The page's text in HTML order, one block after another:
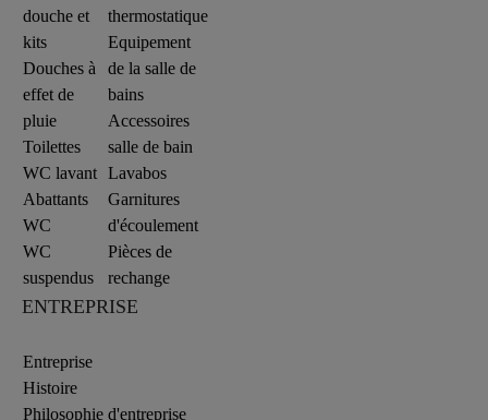
douche et
kits
Douches à
effet de
pluie
Toilettes
WC lavant
Abattants
WC
WC
suspendus
thermostatique
Equipement
de la salle de
bains
Accessoires
salle de bain
Lavabos
Garnitures
d'écoulement
Pièces de
rechange
ENTREPRISE
Entreprise
Histoire
Philosophie d'entreprise